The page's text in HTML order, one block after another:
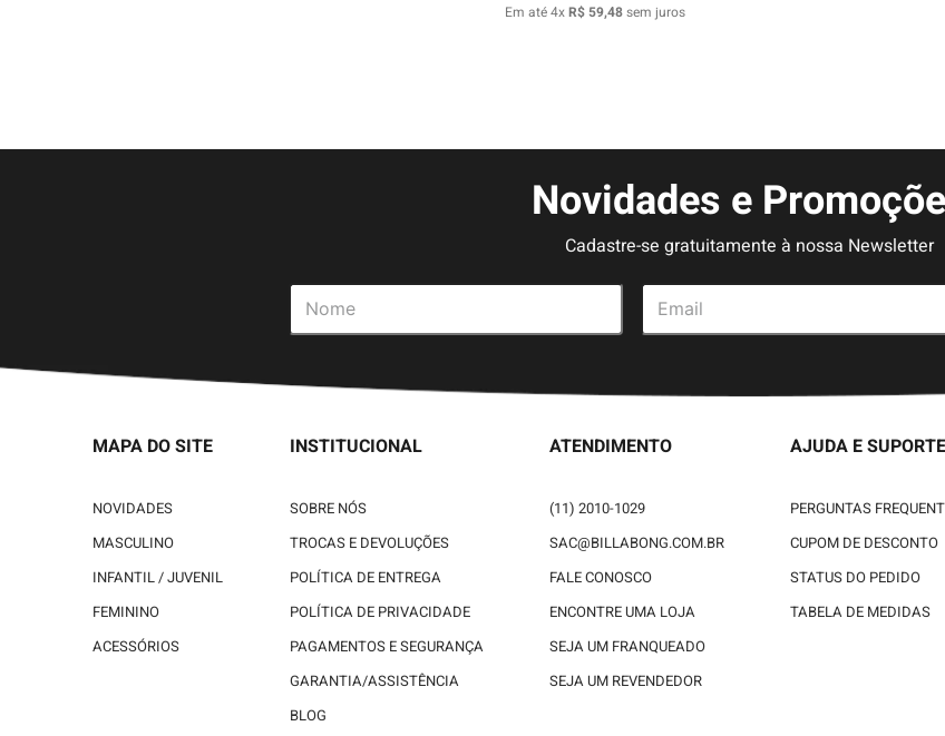
Em até4xR$ 59,48sem juros
Novidades e
Cadastre-se gratuitamente à nossa Newsletter
MAPA DO SITE
NOVIDADES
MASCULINO
INFANTIL / JUVENIL
FEMININO
ACESSÓRIOS
INSTITUCIONAL
SOBRE NÓS
TROCAS E DEVOLUÇÕES
POLÍTICA DE ENTREGA
POLÍTICA DE PRIVACIDADE
PAGAMENTOS E SEGURANÇA
GARANTIA/ASSISTÊNCIA
BLOG
ATENDIMENTO
(11) 2010-1029
SAC@BILLABONG.COM.BR
FALE CONOSCO
ENCONTRE UMA LOJA
SEJA UM FRANQUEADO
SEJA UM REVENDEDOR
AJUDA E SUPORTE
PERGUNTAS
CUPOM DE DESCONTO
STATUS DO PEDIDO
TABELA DE MEDIDAS